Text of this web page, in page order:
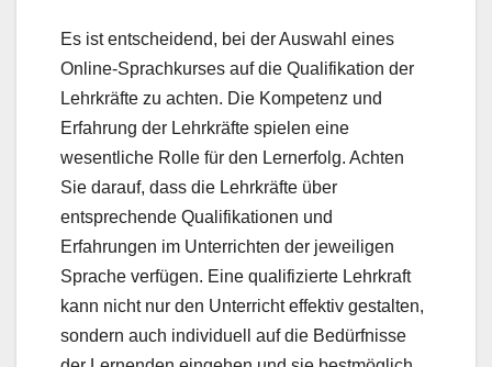
Es ist entscheidend, bei der Auswahl eines
Online-Sprachkurses auf die Qualifikation der
Lehrkräfte zu achten. Die Kompetenz und
Erfahrung der Lehrkräfte spielen eine
wesentliche Rolle für den Lernerfolg. Achten
Sie darauf, dass die Lehrkräfte über
entsprechende Qualifikationen und
Erfahrungen im Unterrichten der jeweiligen
Sprache verfügen. Eine qualifizierte Lehrkraft
kann nicht nur den Unterricht effektiv gestalten,
sondern auch individuell auf die Bedürfnisse